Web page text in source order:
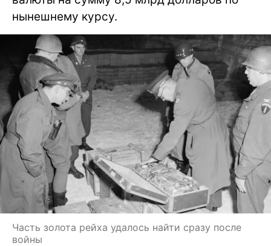
нынешнему курсу.
Часть золота рейха удалось найти сразу после
войны